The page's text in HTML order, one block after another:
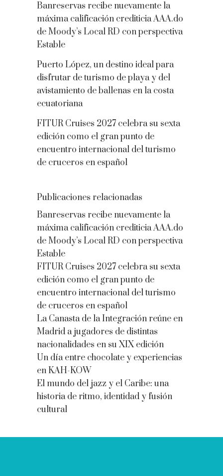
Banreservas recibe nuevamente la
máxima calificación crediticia AAA.do
de Moody’s Local RD con perspectiva
Estable
Puerto López, un destino ideal para
disfrutar de turismo de playa y del
avistamiento de ballenas en la costa
ecuatoriana
FITUR Cruises 2027 celebra su sexta
edición como el gran punto de
encuentro internacional del turismo
de cruceros en español
Publicaciones relacionadas
Banreservas recibe nuevamente la
máxima calificación crediticia AAA.do
de Moody’s Local RD con perspectiva
Estable
FITUR Cruises 2027 celebra su sexta
edición como el gran punto de
encuentro internacional del turismo
de cruceros en español
La Canasta de la Integración reúne en
Madrid a jugadores de distintas
nacionalidades en su XIX edición
Un día entre chocolate y experiencias
en KAH-KOW
El mundo del jazz y el Caribe: una
historia de ritmo, identidad y fusión
cultural